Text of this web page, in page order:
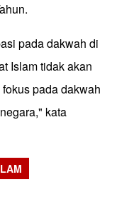
pada dakwah di
Islam tidak akan
pada dakwah
kata